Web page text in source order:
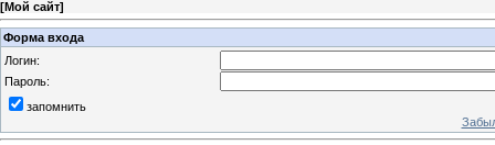
[Мой сайт]
Форма входа
Логин:
Пароль:
запомнить